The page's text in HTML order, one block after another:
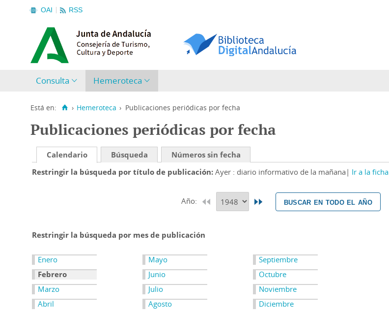
OAI RSS
Consulta Hemeroteca
Está en: › Hemeroteca › Publicaciones periódicas por fecha
Publicaciones periódicas por fecha
Calendario Búsqueda
Números sin fecha
Restringir la búsqueda por título de publicación Ayer : diario informativo de la mañana Ir a la ficha
Año: buscar en todo el año
Restringir la búsqueda por mes de publicación
Enero
Febrero
Marzo
Abril
Mayo
Junio
Julio
Agosto
Septiembre
Octubre
Noviembre
Diciembre